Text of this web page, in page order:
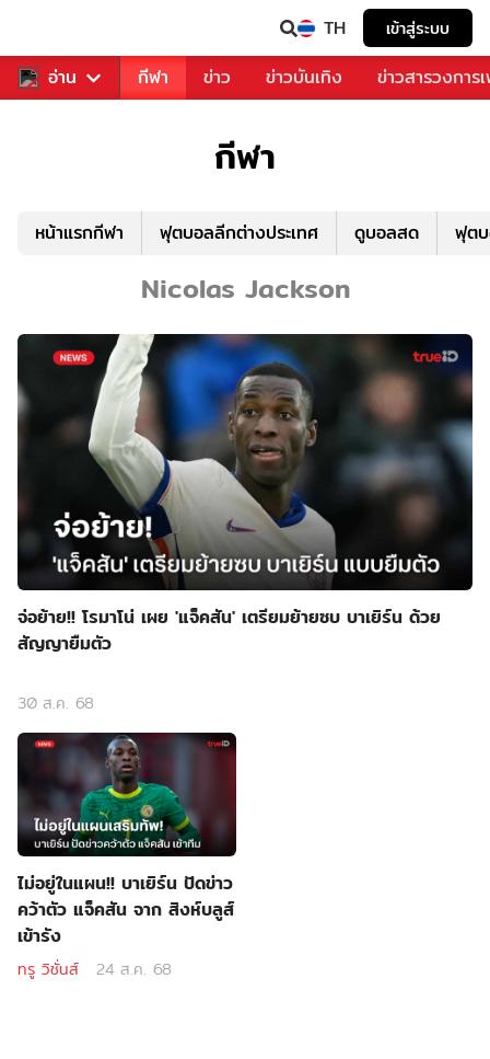
TH เข้าสู่ระบบ
อ่าน
สำหรับคุณ กีฬา ข่าว ข่าวบันเทิง ข่าวสารวงการ
กีฬา
หน้าแรกกีฬา ฟุตบอลลีกต่างประเทศ ดูบอลสด ฟุต
Nicolas Jackson
จ่อย้าย!! โรมาโน่ เผย 'แจ็คสัน' เตรียมย้ายซบ บาเยิร์น ด้วย
สัญญายืมตัว
30 ส.ค. 68
ไม่อยู่ในแผน!! บาเยิร์น ปัดข่าว
คว้าตัว แจ็คสัน จาก สิงห์บลูส์
เข้ารัง
ทรู วิชั่นส์ 24 ส.ค. 68